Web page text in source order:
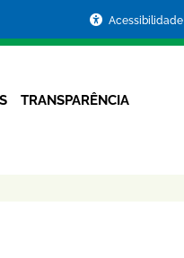
Acessibilidade
TRANSPARÊNCIA